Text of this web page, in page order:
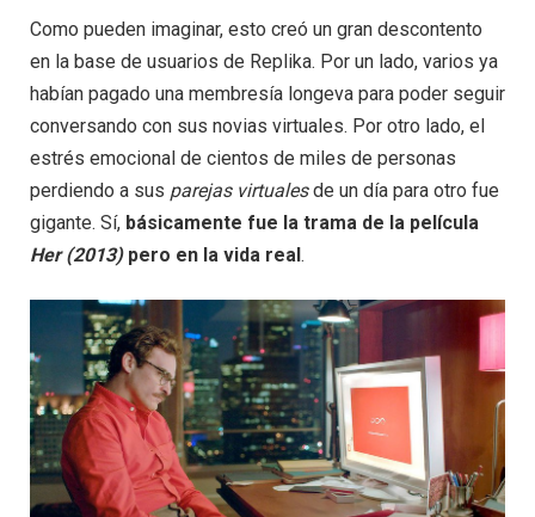
Como pueden imaginar, esto creó un gran descontento
en la base de usuarios de Replika. Por un lado, varios ya
habían pagado una membresía longeva para poder seguir
conversando con sus novias virtuales. Por otro lado, el
estrés emocional de cientos de miles de personas
perdiendo a sus parejas virtualesde un día para otro fue
gigante. Sí, básicamente fue la trama de la película
Her (2013) pero en la vida real.